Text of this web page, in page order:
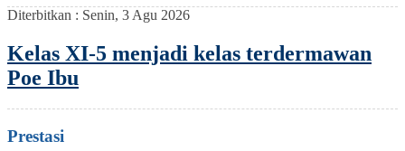
Diterbitkan : Senin, 3 Agu 2026
Kelas XI-5 menjadi kelas terdermawan
Poe Ibu
Prestasi